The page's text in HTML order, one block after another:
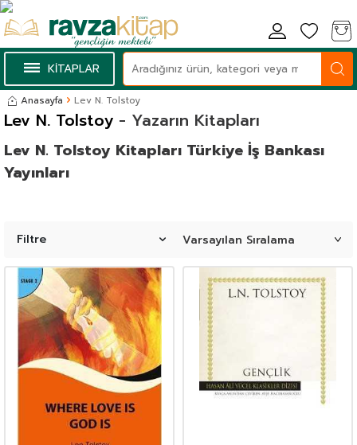
KİTAPLAR
Anasayfa Lev N. Tolstoy
- Yazarın Kitapları
Lev N. Tolstoy
Lev N. Tolstoy Kitapları Türkiye İş Bankası
Yayınları
Filtre